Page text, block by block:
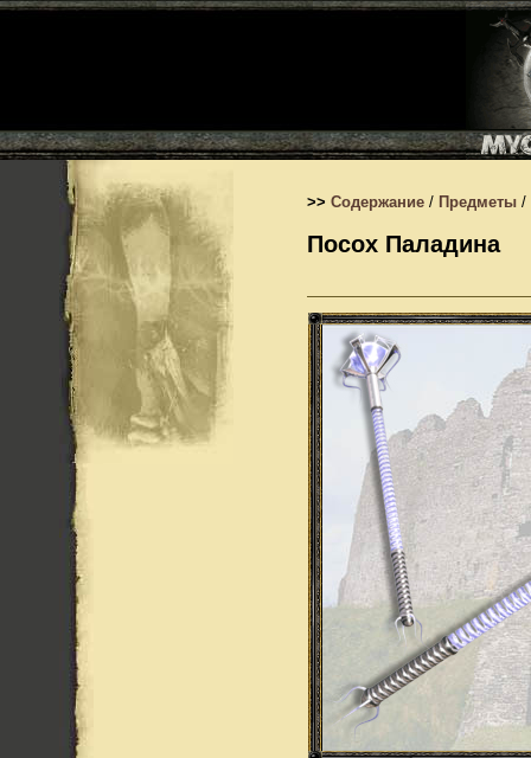
>> Содержание / Предметы /
Посох Паладина